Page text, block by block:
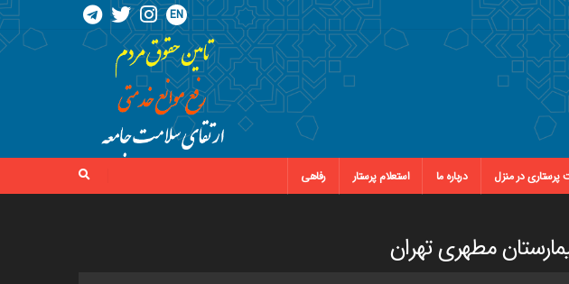
EN
پرستاری در منزل درباره ما استعلام پرستار رفاهی
مطهری تهران